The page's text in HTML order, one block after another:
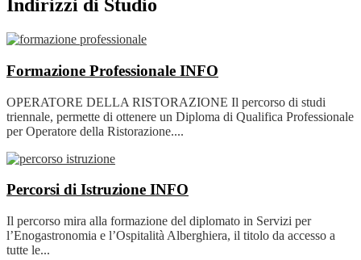
Indirizzi di Studio
Formazione Professionale INFO
OPERATORE DELLA RISTORAZIONE Il percorso di studi
triennale, permette di ottenere un Diploma di Qualifica Professionale
per Operatore della Ristorazione....
Percorsi di Istruzione INFO
Il percorso mira alla formazione del diplomato in Servizi per
l’Enogastronomia e l’Ospitalità Alberghiera, il titolo da accesso a
tutte le...